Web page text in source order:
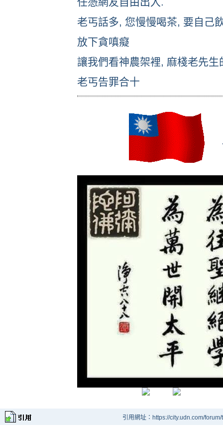
老丐話多, 您慢慢喝茶, 要自己
放下貪嗔癡
讓我們看神農架裡, 麻棧老先生
老丐告罪合十
引用網址：https://city.udn.com/